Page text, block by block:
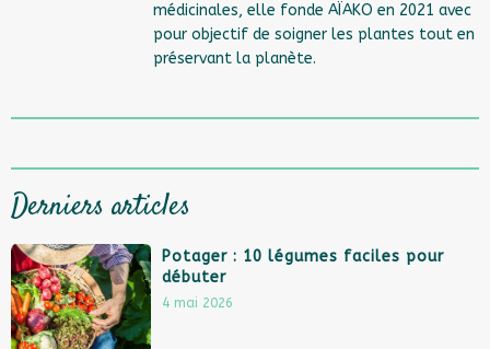
médicinales, elle fonde AÏAKO en 2021 avec
pour objectif de soigner les plantes tout en
préservant la planète.
Derniers articles
Potager : 10 légumes faciles pour
débuter
4 mai 2026